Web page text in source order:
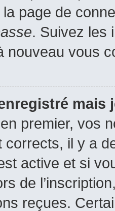
la page de
. Suivez les
nouveau vous
mais
premier, vos
corrects, il y a
active et si
de
reçues.